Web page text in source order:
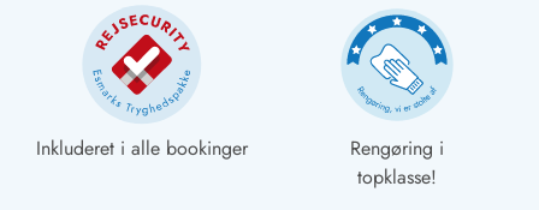
Inkluderet i alle bookinger
Rengøring i
topklasse!